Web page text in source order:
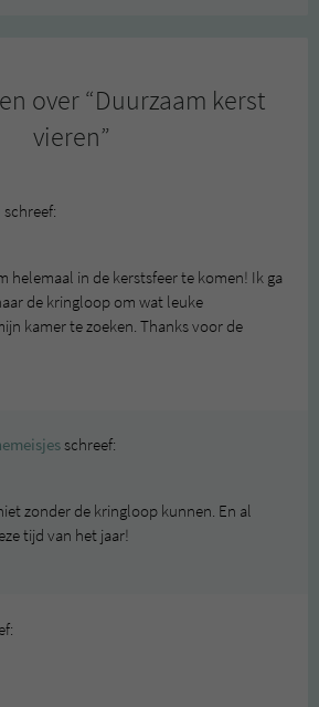
over “Duurzaam kerst
vieren”
schreef:
helemaal in de kerstsfeer te komen! Ik ga
de kringloop om wat leuke
kamer te zoeken. Thanks voor de
schreef:
zonder de kringloop kunnen. En al
tijd van het jaar!